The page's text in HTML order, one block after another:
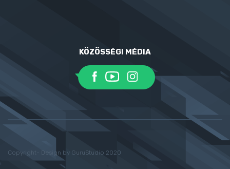
KÖZÖSSÉGI MÉDIA
Copyright- Design by GuruStudio 2020